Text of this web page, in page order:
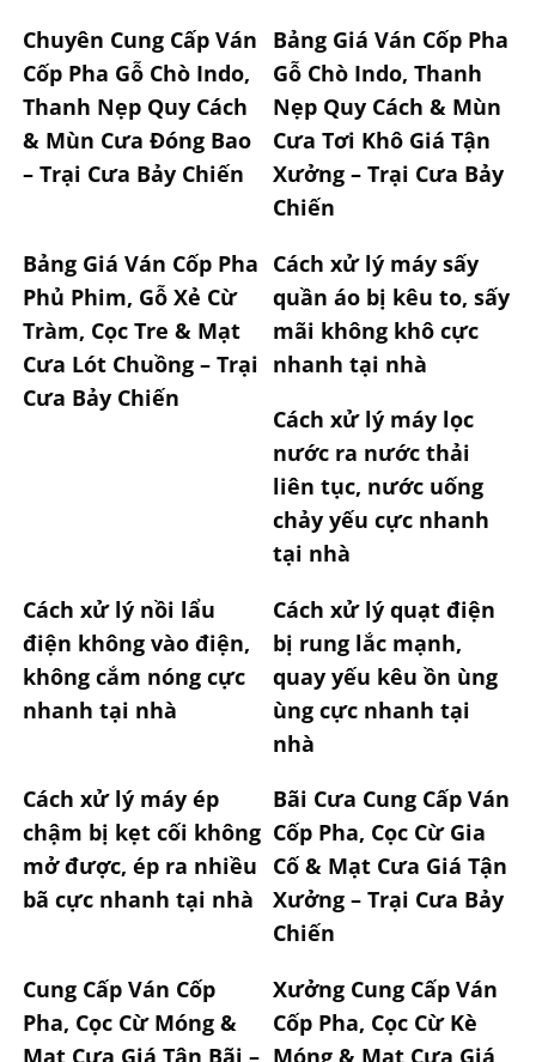
Chuyên Cung Cấp Ván
Cốp Pha Gỗ Chò Indo,
Thanh Nẹp Quy Cách
& Mùn Cưa Đóng Bao
– Trại Cưa Bảy Chiến
Bảng Giá Ván Cốp Pha
Gỗ Chò Indo, Thanh
Nẹp Quy Cách & Mùn
Cưa Tơi Khô Giá Tận
Xưởng – Trại Cưa Bảy
Chiến
Bảng Giá Ván Cốp Pha
Phủ Phim, Gỗ Xẻ Cừ
Tràm, Cọc Tre & Mạt
Cưa Lót Chuồng – Trại
Cưa Bảy Chiến
Cách xử lý máy sấy
quần áo bị kêu to, sấy
mãi không khô cực
nhanh tại nhà
Cách xử lý máy lọc
nước ra nước thải
liên tục, nước uống
chảy yếu cực nhanh
tại nhà
Cách xử lý nồi lẩu
điện không vào điện,
không cắm nóng cực
nhanh tại nhà
Cách xử lý quạt điện
bị rung lắc mạnh,
quay yếu kêu ồn ùng
ùng cực nhanh tại
nhà
Cách xử lý máy ép
chậm bị kẹt cối không
mở được, ép ra nhiều
bã cực nhanh tại nhà
Bãi Cưa Cung Cấp Ván
Cốp Pha, Cọc Cừ Gia
Cố & Mạt Cưa Giá Tận
Xưởng – Trại Cưa Bảy
Chiến
Cung Cấp Ván Cốp
Pha, Cọc Cừ Móng &
Mạt Cưa Giá Tận Bãi –
Xưởng Cung Cấp Ván
Cốp Pha, Cọc Cừ Kè
Móng & Mạt Cưa Giá